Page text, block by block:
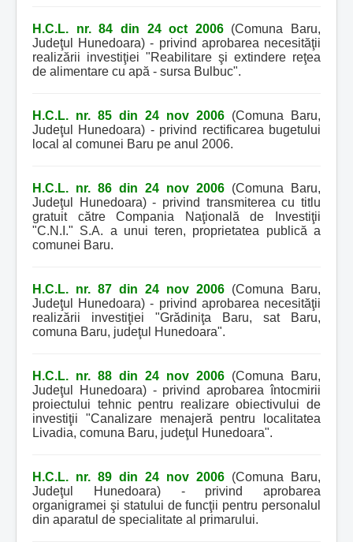
H.C.L. nr. 84 din 24 oct 2006(Comuna Baru,
Judeţul Hunedoara) - privind aprobarea necesităţii
realizării investiţiei "Reabilitare şi extindere reţea
de alimentare cu apă - sursa Bulbuc".
H.C.L. nr. 85 din 24 nov 2006 (Comuna Baru,
Judeţul Hunedoara) - privind rectificarea bugetului
local al comunei Baru pe anul 2006.
H.C.L. nr. 86 din 24 nov 2006 (Comuna Baru,
Judeţul Hunedoara) - privind transmiterea cu titlu
gratuit către Compania Naţională de Investiţii
"C.N.I." S.A. a unui teren, proprietatea publică a
comunei Baru.
H.C.L. nr. 87 din 24 nov 2006 (Comuna Baru,
Judeţul Hunedoara) - privind aprobarea necesităţii
realizării investiţiei "Grădiniţa Baru, sat Baru,
comuna Baru, judeţul Hunedoara".
H.C.L. nr. 88 din 24 nov 2006 (Comuna Baru,
Judeţul Hunedoara) - privind aprobarea întocmirii
proiectului tehnic pentru realizare obiectivului de
investiţii "Canalizare menajeră pentru localitatea
Livadia, comuna Baru, judeţul Hunedoara".
H.C.L. nr. 89 din 24 nov 2006 (Comuna Baru,
Judeţul Hunedoara) - privind aprobarea
organigramei şi statului de funcţii pentru personalul
din aparatul de specialitate al primarului.